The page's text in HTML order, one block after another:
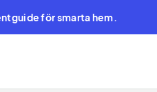
för smarta hem.